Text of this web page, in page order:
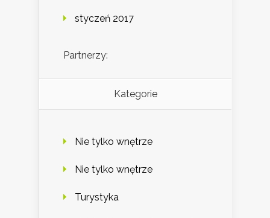
styczeń 2017
Partnerzy:
Kategorie
Nie tylko wnętrze
Nie tylko wnętrze
Turystyka